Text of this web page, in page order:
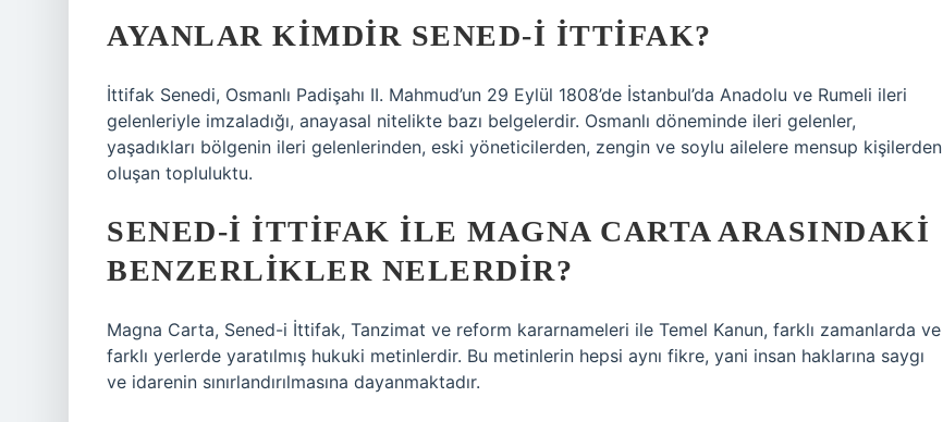
AYANLAR KIMDIR SENED-I İTTIFAK?
İttifak Senedi, Osmanlı Padişahı II. Mahmud’un 29 Eylül 1808’de İstanbul’da Anadolu ve Rumeli ileri
gelenleriyle imzaladığı, anayasal nitelikte bazı belgelerdir. Osmanlı döneminde ileri gelenler,
yaşadıkları bölgenin ileri gelenlerinden, eski yöneticilerden, zengin ve soylu ailelere mensup kişilerden
oluşan topluluktu.
SENED-I İTTIFAK ILE MAGNA CARTA ARASINDAKI
BENZERLIKLER NELERDIR?
Magna Carta, Sened-i İttifak, Tanzimat ve reform kararnameleri ile Temel Kanun, farklı zamanlarda ve
farklı yerlerde yaratılmış hukuki metinlerdir. Bu metinlerin hepsi aynı fikre, yani insan haklarına saygı
ve idarenin sınırlandırılmasına dayanmaktadır.